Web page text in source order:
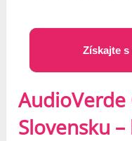
Získajte s
AudioVerde
Slovensku